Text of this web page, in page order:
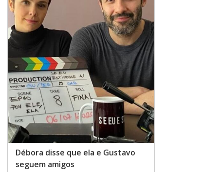
Débora disse que ela e Gustavo
seguem amigos